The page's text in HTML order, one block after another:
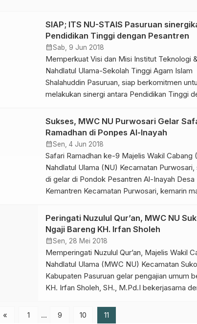
SIAP; ITS NU-STAIS Pasuruan
Pendidikan Tinggi dengan Pesantren
calendar_monthSab, 9 Jun 2018
Memperkuat Visi dan Misi Institut Teknologi
Nahdlatul Ulama-Sekolah Tinggi Agam Islam
Shalahuddin Pasuruan, siap berkomitmen
melakukan sinergi antara Pendidikan Tinggi
Sukses, MWC NU Purwosari Gelar
Ramadhan di Ponpes Al-Inayah
calendar_monthSen, 4 Jun 2018
Safari Ramadhan ke-9 Majelis Wakil Cabang
Nahdlatul Ulama (NU) Kecamatan Purwosari,
di gelar di Pondok Pesantren Al-Inayah Desa
Kemantren Kecamatan Purwosari, kemarin
Peringati Nuzulul Qur’an, MWC NU
Ngaji Bareng KH. Irfan Sholeh
calendar_monthSen, 28 Mei 2018
Memperingati Nuzulul Qur’an, Majelis Wakil
Nahdlatul Ulama (MWC NU) Kecamatan
Kabupaten Pasuruan gelar pengajian umum
KH. Irfan Sholeh, SH., M.Pd.I bekerjasama
malam (27/05/2018).
« 1 … 9 10 11